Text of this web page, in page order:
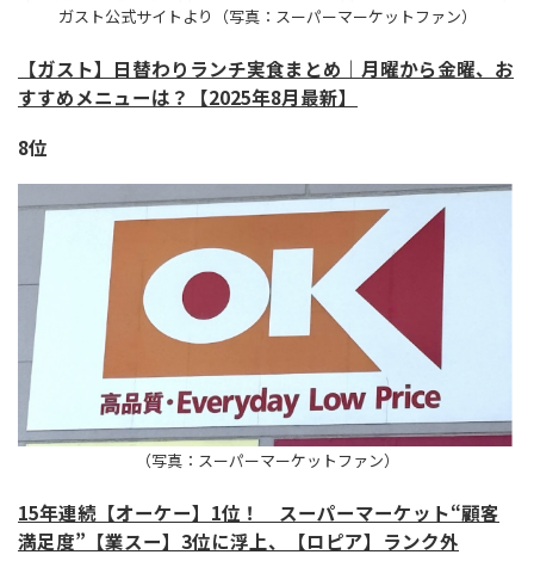
ガスト公式サイトより（写真：スーパーマーケットファン）
【ガスト】日替わりランチ実食まとめ｜月曜から金曜、お
すすめメニューは？【2025年8月最新】
8位
（写真：スーパーマーケットファン）
15年連続【オーケー】1位！ スーパーマーケット“顧客
満足度”【業スー】3位に浮上、【ロピア】ランク外